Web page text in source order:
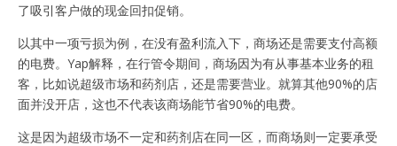
了吸引客户做的现金回扣促销。
以其中一项亏损为例，在没有盈利流入下，商场还是需要支付高额
的电费。Yap解释，在行管令期间，商场因为有从事基本业务的租
客，比如说超级市场和药剂店，还是需要营业。就算其他90%的店
面并没开店，这也不代表该商场能节省90%的电费。
这是因为超级市场不一定和药剂店在同一区，而商场则一定要承受